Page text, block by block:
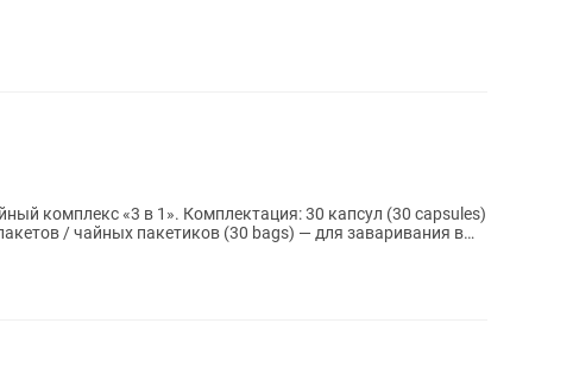
30 капсул (30 capsules)